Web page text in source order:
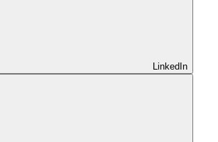
LinkedIn